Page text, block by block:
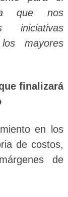
que nos
iniciativas
mayores
finalizará
en los
de costos,
de